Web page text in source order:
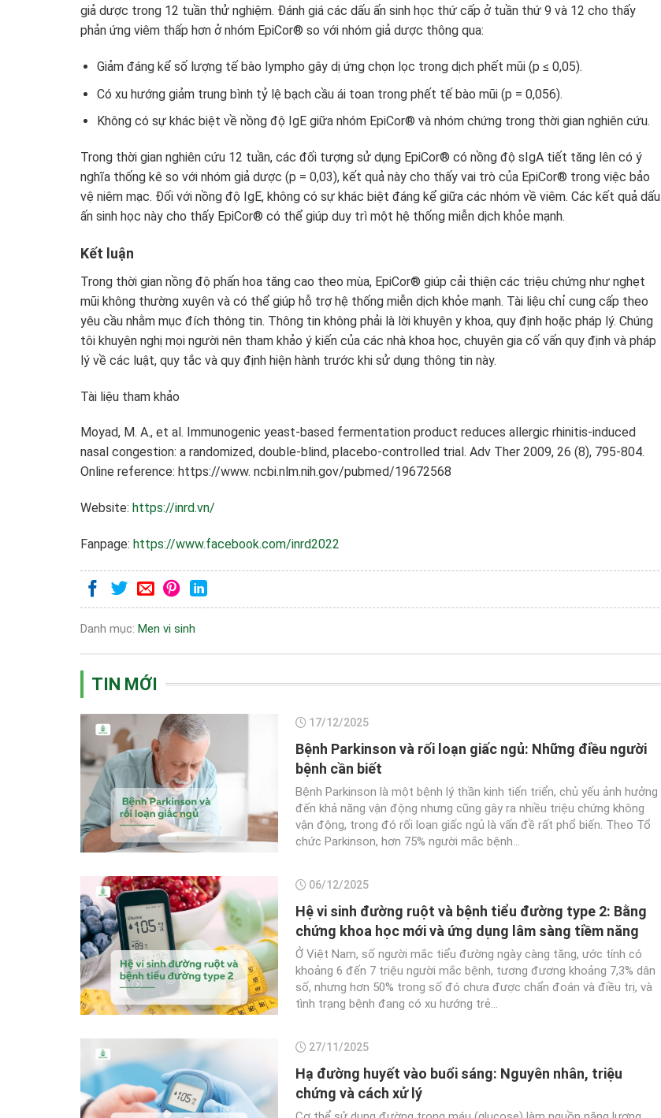
giả dược trong 12 tuần thử nghiệm. Đánh giá các dấu ấn sinh học thứ cấp ở tuần thứ 9 và 12 cho thấy
phản ứng viêm thấp hơn ở nhóm EpiCor® so với nhóm giả dược thông qua:
Giảm đáng kể số lượng tế bào lympho gây dị ứng chọn lọc trong dịch phết mũi (p ≤ 0,05).
Có xu hướng giảm trung bình tỷ lệ bạch cầu ái toan trong phết tế bào mũi (p = 0,056).
Không có sự khác biệt về nồng độ IgE giữa nhóm EpiCor® và nhóm chứng trong thời gian nghiên cứu.
Trong thời gian nghiên cứu 12 tuần, các đối tượng sử dụng EpiCor® có nồng độ sIgA tiết tăng lên có ý
nghĩa thống kê so với nhóm giả dược (p = 0,03), kết quả này cho thấy vai trò của EpiCor® trong việc bảo
vệ niêm mạc. Đối với nồng độ IgE, không có sự khác biệt đáng kể giữa các nhóm về viêm. Các kết quả dấu
ấn sinh học này cho thấy EpiCor® có thể giúp duy trì một hệ thống miễn dịch khỏe mạnh.
Kết luận
Trong thời gian nồng độ phấn hoa tăng cao theo mùa, EpiCor® giúp cải thiện các triệu chứng như nghẹt
mũi không thường xuyên và có thể giúp hỗ trợ hệ thống miễn dịch khỏe mạnh. Tài liệu chỉ cung cấp theo
yêu cầu nhằm mục đích thông tin. Thông tin không phải là lời khuyên y khoa, quy định hoặc pháp lý. Chúng
tôi khuyên nghị mọi người nên tham khảo ý kiến của các nhà khoa học, chuyên gia cố vấn quy định và pháp
lý về các luật, quy tắc và quy định hiện hành trước khi sử dụng thông tin này.
Tài liệu tham khảo
Moyad, M. A., et al. Immunogenic yeast-based fermentation product reduces allergic rhinitis-induced
nasal congestion: a randomized, double-blind, placebo-controlled trial. Adv Ther 2009, 26 (8), 795-804.
Online reference: https://www. ncbi.nlm.nih.gov/pubmed/19672568
Website: https://inrd.vn/
Fanpage: https://www.facebook.com/inrd2022
Danh mục: Men vi sinh
TIN MỚI
17/12/2025
Bệnh Parkinson và rối loạn giấc ngủ: Những điều người
bệnh cần biết
Bệnh Parkinson là một bệnh lý thần kinh tiến triển, chủ yếu ảnh hưởng
đến khả năng vận động nhưng cũng gây ra nhiều triệu chứng không
vận động, trong đó rối loạn giấc ngủ là vấn đề rất phổ biến. Theo Tổ
chức Parkinson, hơn 75% người mắc bệnh...
06/12/2025
Hệ vi sinh đường ruột và bệnh tiểu đường type 2: Bằng
chứng khoa học mới và ứng dụng lâm sàng tiềm năng
Ở Việt Nam, số người mắc tiểu đường ngày càng tăng, ước tính có
khoảng 6 đến 7 triệu người mắc bệnh, tương đương khoảng 7,3% dân
số, nhưng hơn 50% trong số đó chưa được chẩn đoán và điều trị, và
tình trạng bệnh đang có xu hướng trẻ...
27/11/2025
Hạ đường huyết vào buổi sáng: Nguyên nhân, triệu
chứng và cách xử lý